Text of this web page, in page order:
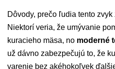
Dôvody, prečo ľudia tento
Niektorí veria, že umývanie
kuracieho mäsa, no moderné
už dávno zabezpečujú to, že
varenie bez akéhokoľvek